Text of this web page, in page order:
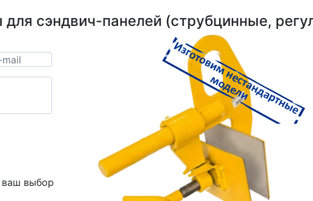
для сэндвич-панелей (струбцинные,
ваш выбор